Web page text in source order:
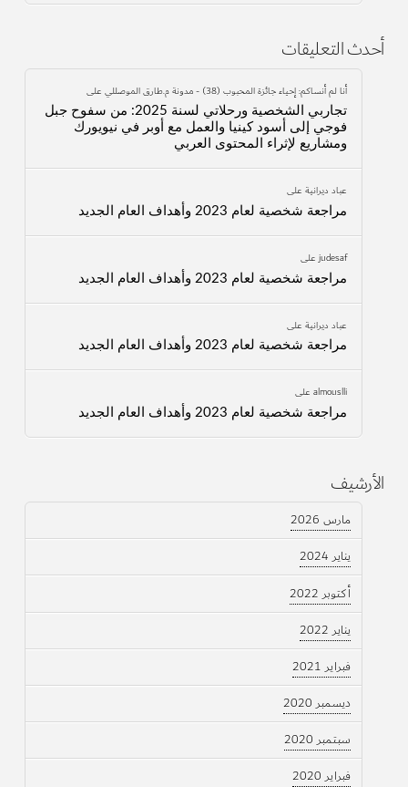
أحدث التعليقات
أنا لم أنساكم: إحياء جائزة المحبوب (38) - مدونة م.طارق الموصللي على
تجاربي الشخصية ورحلاتي لسنة 2025: من سفوح جبل
فوجي إلى أسود كينيا والعمل مع أوبر في نيويورك
ومشاريع لإثراء المحتوى العربي
عباد ديرانيةعلى
مراجعة شخصية لعام 2023 وأهداف العام الجديد
judesafعلى
مراجعة شخصية لعام 2023 وأهداف العام الجديد
عباد ديرانيةعلى
مراجعة شخصية لعام 2023 وأهداف العام الجديد
almouslliعلى
مراجعة شخصية لعام 2023 وأهداف العام الجديد
الأرشيف
مارس 2026
يناير 2024
أكتوبر 2022
يناير 2022
فبراير 2021
ديسمبر 2020
سبتمبر 2020
فبراير 2020